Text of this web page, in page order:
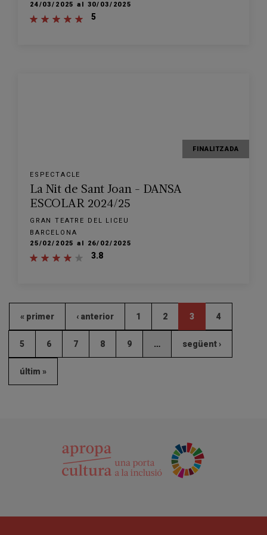
24/03/2025 al 30/03/2025
5
FINALITZADA
ESPECTACLE
La Nit de Sant Joan - DANSA
ESCOLAR 2024/25
GRAN TEATRE DEL LICEU
BARCELONA
25/02/2025 al 26/02/2025
3.8
« primer ‹ anterior 1 2 3 4
5 6 7 8 9 … següent ›
últim »